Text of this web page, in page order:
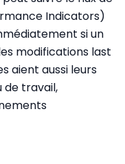
Indicators)
si un
modifications last
aient aussi leurs
de travail,